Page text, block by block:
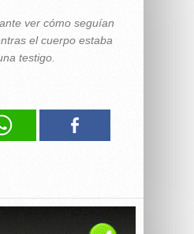
ver cómo seguían
el cuerpo estaba
testigo.